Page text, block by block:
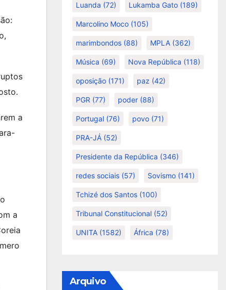
a
a
Luanda (72) Lukamba Gato (189)
Marcolino Moco (105)
marimbondos (88) MPLA (362)
Música (69) Nova República (118)
oposição (171) paz (42)
PGR (77) poder (88)
Portugal (76) povo (71)
PRA-JÁ (52)
Presidente da República (346)
redes sociais (57) Sovismo (141)
Tchizé dos Santos (100)
Tribunal Constitucional (52)
UNITA (1582) África (78)
Arquivo